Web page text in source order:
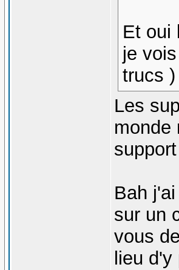
Et oui
je
trucs )
Les
monde
Bah
sur un
vous
lieu